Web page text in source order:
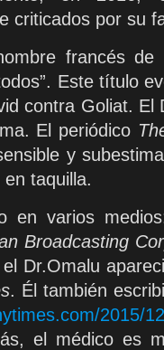
criticados por su
francés
Este título
contra Goliat. El
El periódico
y
taquilla.
en varios
Broadcasting
Dr.Omalu
. Él también
2015/
el médico es